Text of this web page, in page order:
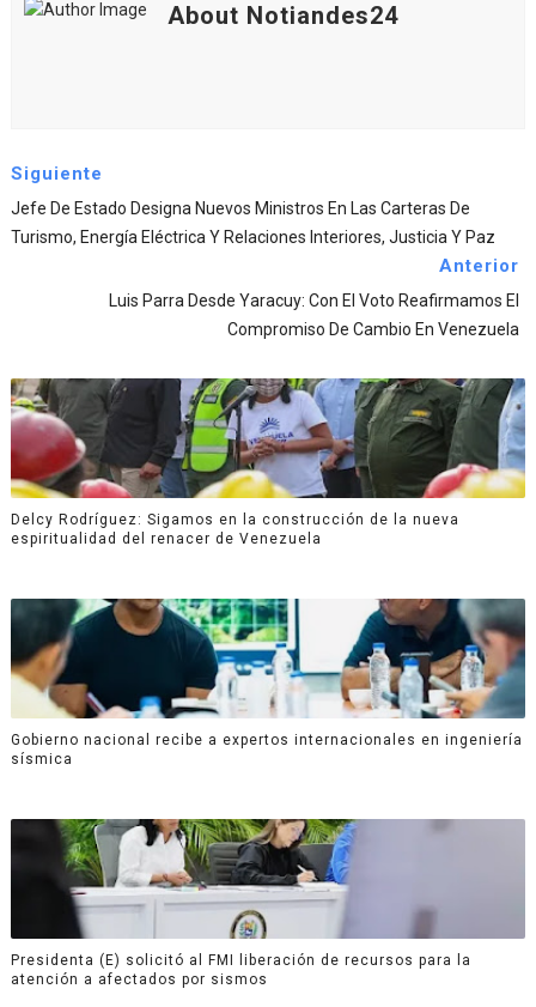
About Notiandes24
Siguiente
Jefe De Estado Designa Nuevos Ministros En Las Carteras De
Turismo, Energía Eléctrica Y Relaciones Interiores, Justicia Y Paz
Anterior
Luis Parra Desde Yaracuy: Con El Voto Reafirmamos El
Compromiso De Cambio En Venezuela
Delcy Rodríguez: Sigamos en la construcción de la nueva
espiritualidad del renacer de Venezuela
Gobierno nacional recibe a expertos internacionales en ingeniería
sísmica
Presidenta (E) solicitó al FMI liberación de recursos para la
atención a afectados por sismos